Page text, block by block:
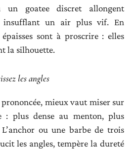
goatee discret allongent
insufflant un air plus vif. En
sont à proscrire : elles
la silhouette.
les angles
mieux vaut miser sur
: plus dense au menton, plus
ou une barbe de trois
les angles, tempère la dureté